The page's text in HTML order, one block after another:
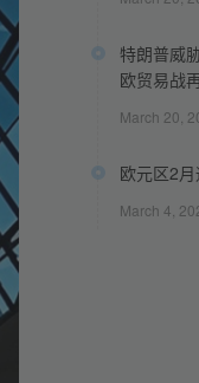
特朗普威
欧贸易战
March 20,
欧元区2
March 4,